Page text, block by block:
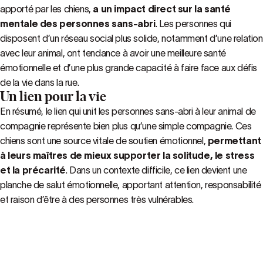
apporté par les chiens, a un impact direct sur la santé
mentale des personnes sans-abri. Les personnes qui
disposent d’un réseau social plus solide, notamment d’une relation
avec leur animal, ont tendance à avoir une meilleure santé
émotionnelle et d’une plus grande capacité à faire face aux défis
de la vie dans la rue.
Un lien pour la vie
En résumé, le lien qui unit les personnes sans-abri à leur animal de
compagnie représente bien plus qu’une simple compagnie. Ces
chiens sont une source vitale de soutien émotionnel, permettant
à leurs maîtres de mieux supporter la solitude, le stress
et la précarité. Dans un contexte difficile, ce lien devient une
planche de salut émotionnelle, apportant attention, responsabilité
et raison d’être à des personnes très vulnérables.